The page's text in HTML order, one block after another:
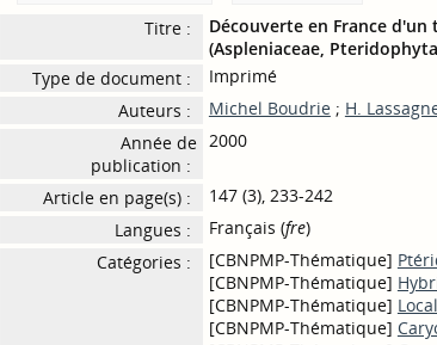
Titre :
Découverte en France
(Aspleniaceae,
Type de document :
Imprimé
Auteurs :
Michel Boudrie; H.
Année de
publication :
2000
Article en page(s) :
147 (3), 233-242
Langues :
Français (fre)
Catégories :
[CBNPMP-Thématique]
[CBNPMP-Thématique]
[CBNPMP-Thématique]
[CBNPMP-Thématique]